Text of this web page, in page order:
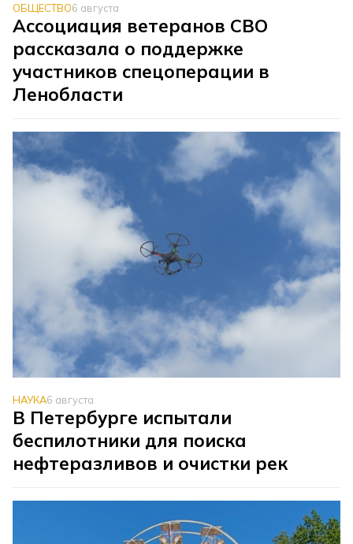
ОБЩЕСТВО6 августа
Ассоциация ветеранов СВО
рассказала о поддержке
участников спецоперации в
Ленобласти
НАУКА6 августа
В Петербурге испытали
беспилотники для поиска
нефтеразливов и очистки рек